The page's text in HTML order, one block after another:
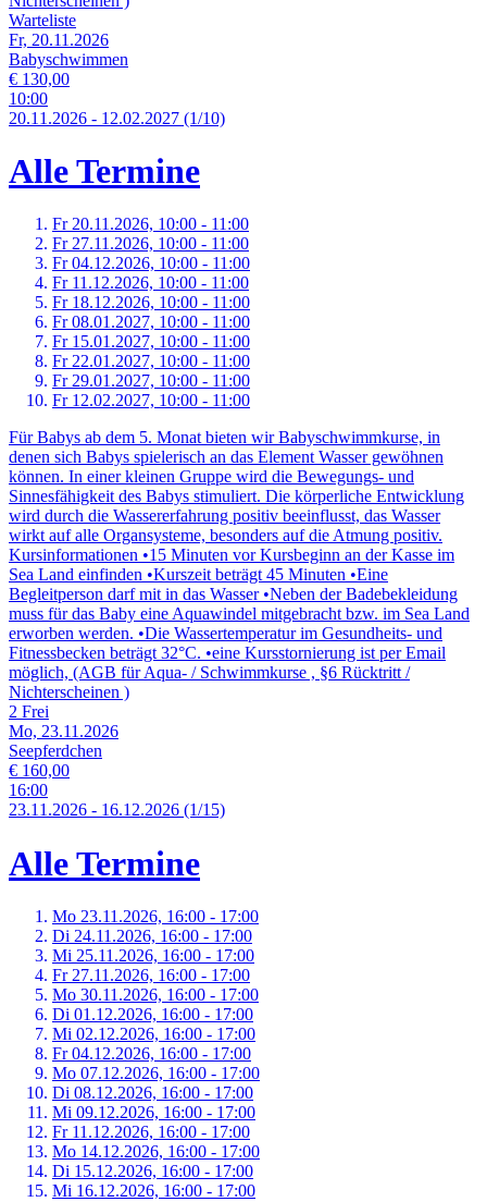
Warteliste
Fr, 20.11.2026
Babyschwimmen
€ 130,00
10:00
20.11.2026 - 12.02.2027 (1/10)
Alle Termine
Fr 20.11.2026, 10:00 - 11:00
Fr 27.11.2026, 10:00 - 11:00
Fr 04.12.2026, 10:00 - 11:00
Fr 11.12.2026, 10:00 - 11:00
Fr 18.12.2026, 10:00 - 11:00
Fr 08.01.2027, 10:00 - 11:00
Fr 15.01.2027, 10:00 - 11:00
Fr 22.01.2027, 10:00 - 11:00
Fr 29.01.2027, 10:00 - 11:00
Fr 12.02.2027, 10:00 - 11:00
Für Babys ab dem 5. Monat bieten wir Babyschwimmkurse, in
denen sich Babys spielerisch an das Element Wasser gewöhnen
können. In einer kleinen Gruppe wird die Bewegungs- und
Sinnesfähigkeit des Babys stimuliert. Die körperliche Entwicklung
wird durch die Wassererfahrung positiv beeinflusst, das Wasser
wirkt auf alle Organsysteme, besonders auf die Atmung positiv.
Kursinformationen •15 Minuten vor Kursbeginn an der Kasse im
Sea Land einfinden •Kurszeit beträgt 45 Minuten •Eine
Begleitperson darf mit in das Wasser •Neben der Badebekleidung
muss für das Baby eine Aquawindel mitgebracht bzw. im Sea Land
erworben werden. •Die Wassertemperatur im Gesundheits- und
Fitnessbecken beträgt 32°C. •eine Kursstornierung ist per Email
möglich, (AGB für Aqua- / Schwimmkurse , §6 Rücktritt /
Nichterscheinen )
2 Frei
Mo, 23.11.2026
Seepferdchen
€ 160,00
16:00
23.11.2026 - 16.12.2026 (1/15)
Alle Termine
Mo 23.11.2026, 16:00 - 17:00
Di 24.11.2026, 16:00 - 17:00
Mi 25.11.2026, 16:00 - 17:00
Fr 27.11.2026, 16:00 - 17:00
Mo 30.11.2026, 16:00 - 17:00
Di 01.12.2026, 16:00 - 17:00
Mi 02.12.2026, 16:00 - 17:00
Fr 04.12.2026, 16:00 - 17:00
Mo 07.12.2026, 16:00 - 17:00
Di 08.12.2026, 16:00 - 17:00
Mi 09.12.2026, 16:00 - 17:00
Fr 11.12.2026, 16:00 - 17:00
Mo 14.12.2026, 16:00 - 17:00
Di 15.12.2026, 16:00 - 17:00
Mi 16.12.2026, 16:00 - 17:00